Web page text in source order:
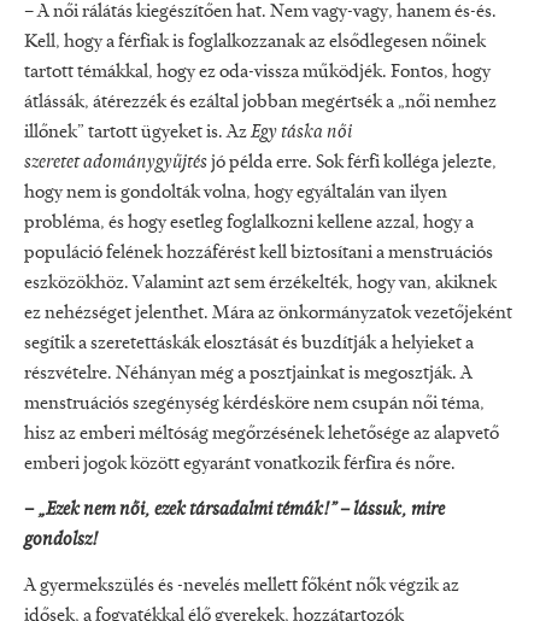
– A női rálátás kiegészítően hat. Nem vagy-vagy, hanem és-és.
Kell, hogy a férfiak is foglalkozzanak az elsődlegesen nőinek
tartott témákkal, hogy ez oda-vissza működjék. Fontos, hogy
átlássák, átérezzék és ezáltal jobban megértsék a „női nemhez
illőnek” tartott ügyeket is. AzEgy táska női
szeretetadománygyűjtésjó példa erre. Sok férfi kolléga jelezte,
hogy nem is gondolták volna, hogy egyáltalán van ilyen
probléma, és hogy esetleg foglalkozni kellene azzal, hogy a
populáció felének hozzáférést kell biztosítani a menstruációs
eszközökhöz. Valamint azt sem érzékelték, hogy van, akiknek
ez nehézséget jelenthet. Mára az önkormányzatok vezetőjeként
segítik a szeretettáskák elosztását és buzdítják a helyieket a
részvételre. Néhányan még a posztjainkat is megosztják. A
menstruációs szegénység kérdésköre nem csupán női téma,
hisz az emberi méltóság megőrzésének lehetősége az alapvető
emberi jogok között egyaránt vonatkozik férfira és nőre.
–„Ezek nem női, ezek társadalmi témák!”– lássuk, mire
gondolsz!
A gyermekszülés és -nevelés mellett főként nők végzik az
idősek, a fogyatékkal élő gyerekek, hozzátartozók